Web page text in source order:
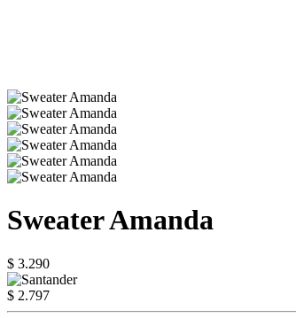
Sweater Amanda
$ 3.290
$ 2.797